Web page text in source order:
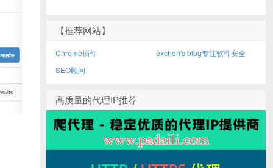
【推荐网站】
Chrome插件
exchen's blog专注软件安全
SEO顾问
高质量的代理IP推荐